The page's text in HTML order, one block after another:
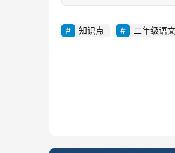
知识点 二年级语文